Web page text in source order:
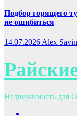
Подбор горящего
не ошибиться
14.07.2026Alex Savin
Недвижимость для